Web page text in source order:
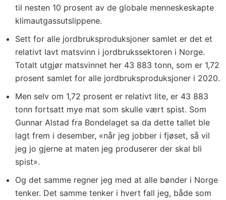
til nesten 10 prosent av de globale menneskeskapte
klimautgassutslippene.
Sett for alle jordbruksproduksjoner samlet er det et
relativt lavt matsvinn i jordbrukssektoren i Norge.
Totalt utgjør matsvinnet her 43 883 tonn, som er 1,72
prosent samlet for alle jordbruksproduksjoner i 2020.
Men selv om 1,72 prosent er relativt lite, er 43 883
tonn fortsatt mye mat som skulle vært spist. Som
Gunnar Alstad fra Bondelaget sa da dette tallet ble
lagt frem i desember, «når jeg jobber i fjøset, så vil
jeg jo gjerne at maten jeg produserer der skal bli
spist».
Og det samme regner jeg med at alle bønder i Norge
tenker. Det samme tenker i hvert fall jeg, både som